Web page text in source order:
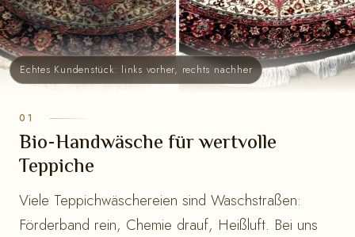
Echtes Kundenstück: links vorher, rechts nachher
Bio-Handwäsche für wertvolle
Teppiche
Viele Teppichwäschereien sind Waschstraßen:
Förderband rein, Chemie drauf, Heißluft. Bei uns